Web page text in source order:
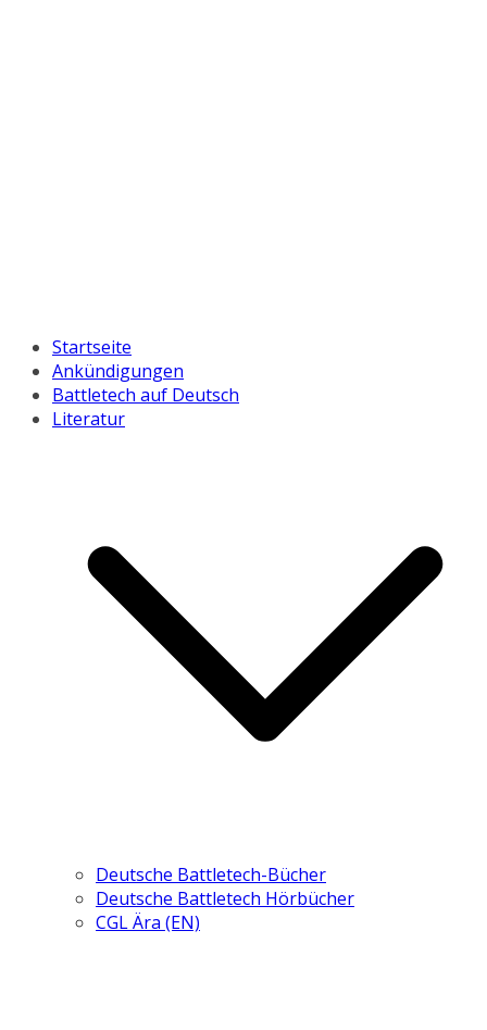
Startseite
Ankündigungen
Battletech auf Deutsch
Literatur
Deutsche Battletech-Bücher
Deutsche Battletech Hörbücher
CGL Ära (EN)